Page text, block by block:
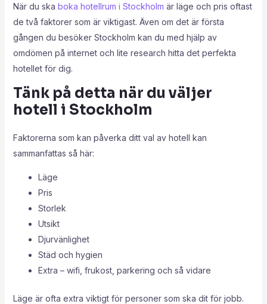
När du ska boka hotellrum i Stockholm är läge och pris oftast
de två faktorer som är viktigast. Även om det är första
gången du besöker Stockholm kan du med hjälp av
omdömen på internet och lite research hitta det perfekta
hotellet för dig.
Tänk på detta när du väljer
hotell i Stockholm
Faktorerna som kan påverka ditt val av hotell kan
sammanfattas så här:
Läge
Pris
Storlek
Utsikt
Djurvänlighet
Städ och hygien
Extra – wifi, frukost, parkering och så vidare
Läge är ofta extra viktigt för personer som ska dit för jobb.